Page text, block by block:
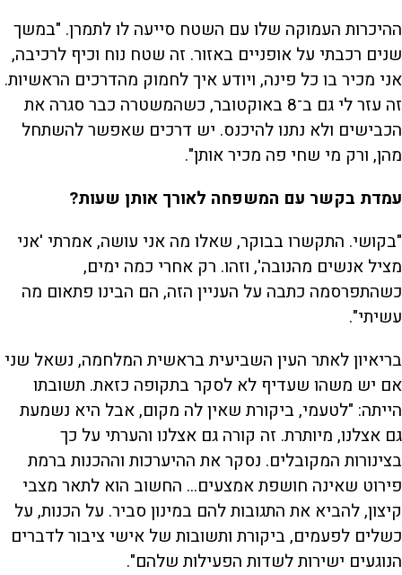
ההיכרות העמוקה שלו עם השטח סייעה לו לתמרן. "במשך
שנים רכבתי על אופניים באזור. זה שטח נוח וכיף לרכיבה,
אני מכיר בו כל פינה, ויודע איך לחמוק מהדרכים הראשיות.
זה עזר לי גם ב־8 באוקטובר, כשהמשטרה כבר סגרה את
הכבישים ולא נתנו להיכנס. יש דרכים שאפשר להשתחל
מהן, ורק מי שחי פה מכיר אותן".
עמדת בקשר עם המשפחה לאורך אותן שעות?
"בקושי. התקשרו בבוקר, שאלו מה אני עושה, אמרתי 'אני
מציל אנשים מהנובה', וזהו. רק אחרי כמה ימים,
כשהתפרסמה כתבה על העניין הזה, הם הבינו פתאום מה
עשיתי".
בריאיון לאתר העין השביעית בראשית המלחמה, נשאל שני
אם יש משהו שעדיף לא לסקר בתקופה כזאת. תשובתו
הייתה: "לטעמי, ביקורת שאין לה מקום, אבל היא נשמעת
גם אצלנו, מיותרת. זה קורה גם אצלנו והערתי על כך
בצינורות המקובלים. נסקר את ההיערכות וההכנות ברמת
פירוט שאינה חושפת אמצעים... החשוב הוא לתאר מצבי
קיצון, להביא את התגובות להם במינון סביר. על הכנות, על
כשלים לפעמים, ביקורת ותשובות של אישי ציבור לדברים
הנוגעים ישירות לשדות הפעילות שלהם".